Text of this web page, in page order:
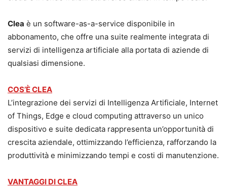
Clea è un software-as-a-service disponibile in
abbonamento, che offre una suite realmente integrata di
servizi di intelligenza artificiale alla portata di aziende di
qualsiasi dimensione.
COS’È CLEA
L’integrazione dei servizi di Intelligenza Artificiale, Internet
of Things, Edge e cloud computing attraverso un unico
dispositivo e suite dedicata rappresenta un’opportunità di
crescita aziendale, ottimizzando l’efficienza, rafforzando la
produttività e minimizzando tempi e costi di manutenzione.
VANTAGGI DI CLEA